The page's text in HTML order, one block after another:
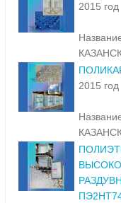
2015 год
2015 год